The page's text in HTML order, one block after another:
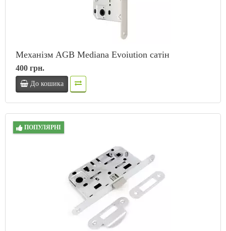
Механізм AGB Mediana Evoiution сатін
400 грн.
До кошика
ПОПУЛЯРНІ